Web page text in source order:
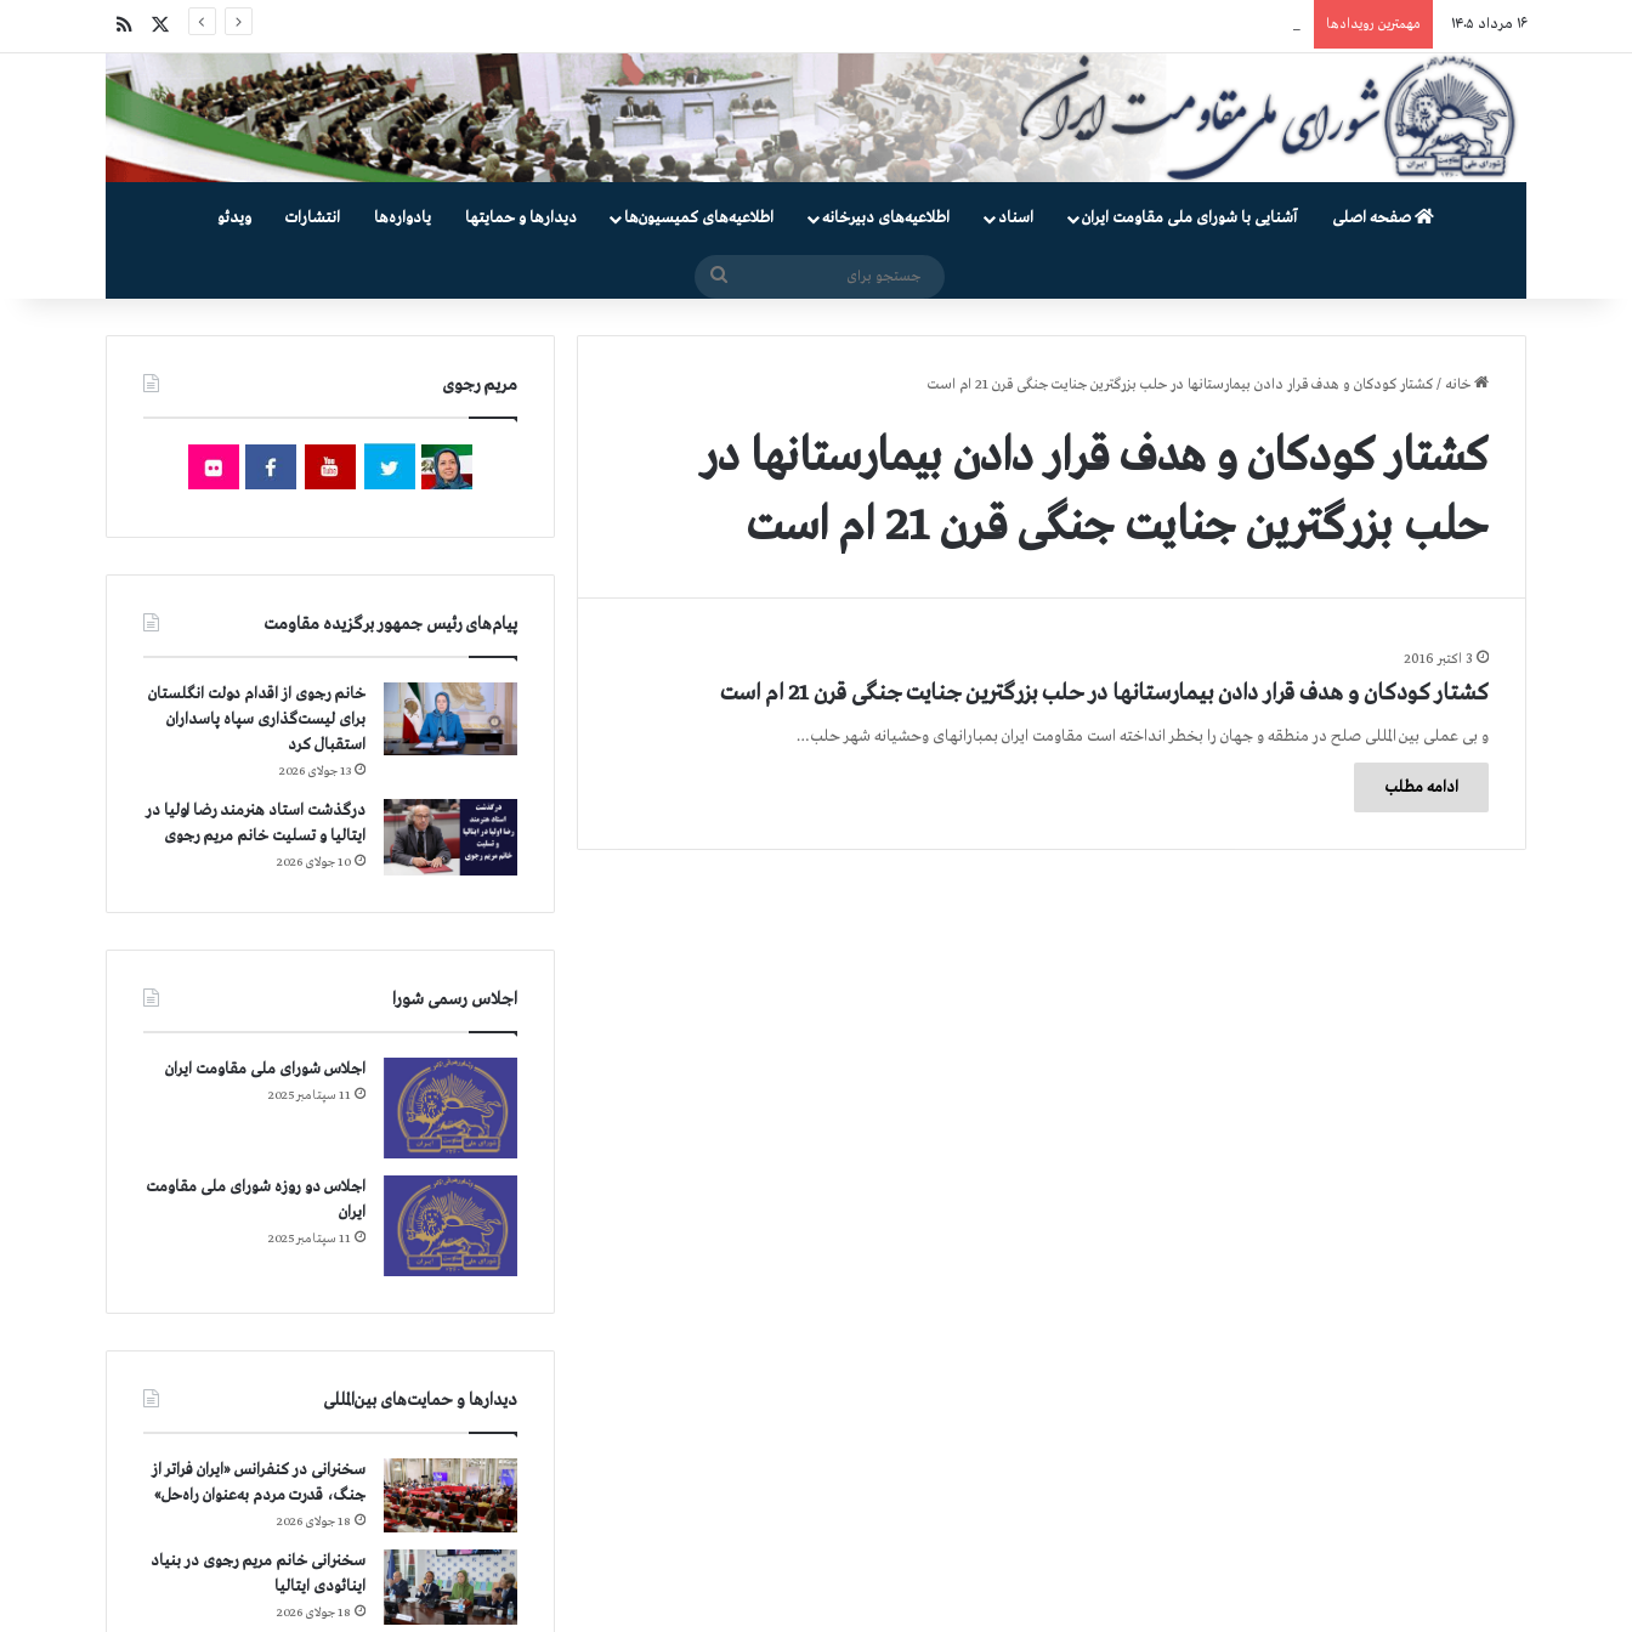
۱۶ مرداد ۱۴۰۵ مهمترین رویدادها
صفحه اصلی آشنایی با شورای ملی مقاومت ایران اسناد اطلاعیه‌های دبیرخانه اطلاعیه‌های کمیسیون‌‌ها دیدارها و حمایتها یادواره‌ها انتشارات ویدئو
خانه /كشتار كودكان و هدف قرار دادن بیمارستانها در حلب بزرگترین جنایت جنگی قرن 21 ام است
كشتار كودكان و هدف قرار دادن بیمارستانها در
حلب بزرگترین جنایت جنگی قرن 21 ام است
3 اکتبر 2016
كشتار كودكان و هدف قرار دادن بیمارستانها در حلب بزرگترین جنایت جنگی قرن 21 ام است
و بی عملی بین المللی صلح در منطقه و جهان را بخطر انداخته است مقاومت ایران بمبارانهای وحشیانه شهر حلب…
ادامه مطلب
مریم رجوی
پیام‌های رئیس جمهور برگزیده مقاومت
خانم رجوی از اقدام دولت انگلستان
برای لیست‌گذاری سپاه پاسداران
استقبال کرد
13 جولای 2026
درگذشت استاد هنرمند رضا اولیا در
ایتالیا و تسلیت خانم مریم رجوی
10 جولای 2026
اجلاس رسمی شورا
اجلاس شورای ملی مقاومت ایران
11 سپتامبر 2025
اجلاس دو روزه شورای ملی مقاومت
ایران
11 سپتامبر 2025
دیدارها و حمایت‌های بین‌المللی
سخنرانی در کنفرانس «ایران فراتر از
جنگ، قدرت مردم به‌عنوان راه‌حل»
18 جولای 2026
سخنرانی خانم مریم رجوی در بنیاد
اینائودی ایتالیا
18 جولای 2026